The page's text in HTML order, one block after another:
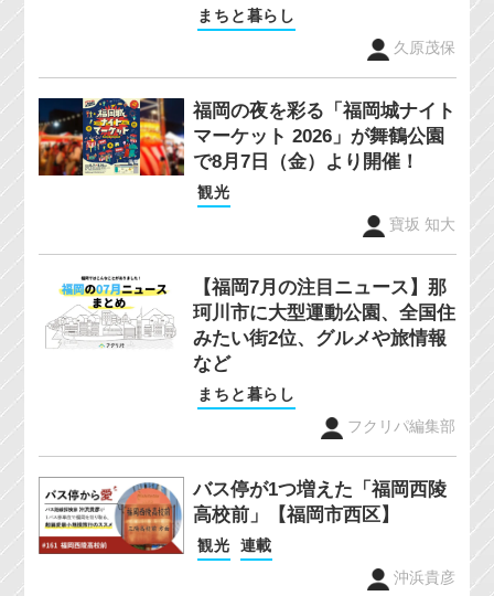
まちと暮らし
久原茂保
福岡の夜を彩る「福岡城ナイト
マーケット 2026」が舞鶴公園
で8月7日（金）より開催！
観光
寶坂 知大
【福岡7月の注目ニュース】那
珂川市に大型運動公園、全国住
みたい街2位、グルメや旅情報
など
まちと暮らし
フクリパ編集部
バス停が1つ増えた「福岡西陵
高校前」【福岡市西区】
観光
連載
沖浜貴彦